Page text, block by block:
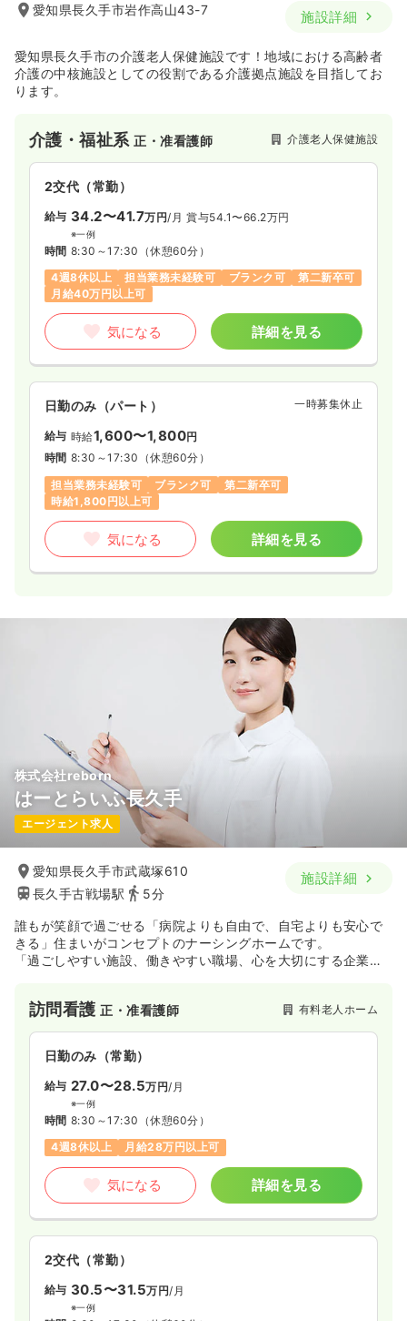
愛知県長久手市岩作高山43-7 施設詳細
愛知県長久手市の介護老人保健施設です！地域における高齢者
介護の中核施設としての役割である介護拠点施設を目指してお
ります。
介護・福祉系正・准看護師 介護老人保健施設
2交代（常勤）
給与 34.2〜41.7万円/月 賞与54.1〜66.2万円
※一例
時間 8:30～17:30 （休憩60分）
4週8休以上
担当業務未経験可 ブランク可
第二新卒可
月給40万円以上可
気になる 詳細を見る
日勤のみ（パート） 一時募集休止
給与 時給1,600〜1,800円
時間 8:30～17:30 （休憩60分）
担当業務未経験可
ブランク可
第二新卒可
時給1,800円以上可
気になる 詳細を見る
株式会社reborn
はーとらいふ長久手
エージェント求人
愛知県長久手市武蔵塚610
長久手古戦場駅
5分
施設詳細
誰もが笑顔で過ごせる「病院よりも自由で、自宅よりも安心で
きる」住まいがコンセプトのナーシングホームです。
「過ごしやすい施設、働きやすい職場、心を大切にする企業」
訪問看護正・准看護師 有料老人ホーム
日勤のみ（常勤）
給与 27.0〜28.5万円/月
※一例
時間 8:30～17:30 （休憩60分）
4週8休以上
月給28万円以上可
気になる 詳細を見る
2交代（常勤）
給与 30.5〜31.5万円/月
※一例